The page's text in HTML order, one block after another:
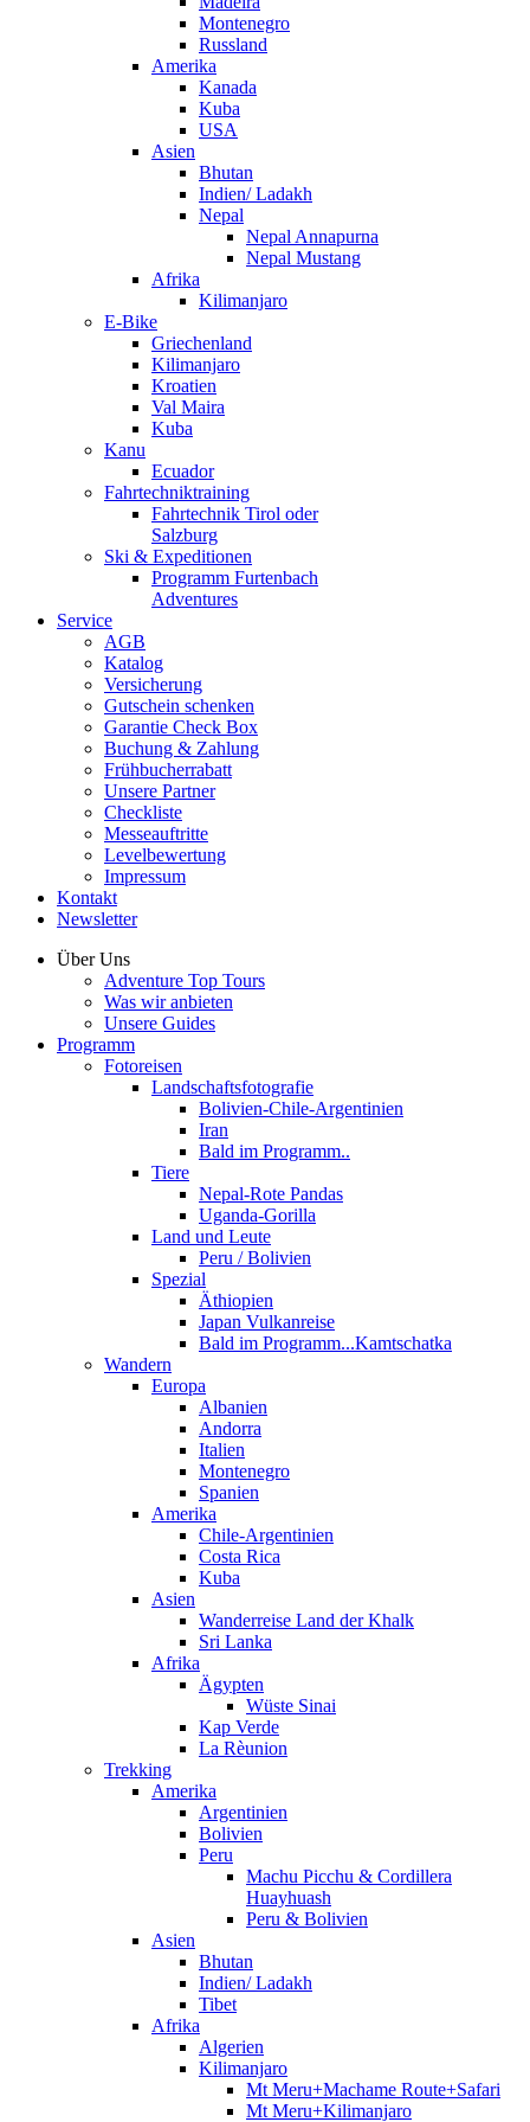
Montenegro
Russland
Amerika
Kanada
Kuba
USA
Asien
Bhutan
Indien/ Ladakh
Nepal
Nepal Annapurna
Nepal Mustang
Afrika
Kilimanjaro
E-Bike
Griechenland
Kilimanjaro
Kroatien
Val Maira
Kuba
Kanu
Ecuador
Fahrtechniktraining
Fahrtechnik Tirol oder
Salzburg
Ski & Expeditionen
Programm Furtenbach
Adventures
Service
AGB
Katalog
Versicherung
Gutschein schenken
Garantie Check Box
Buchung & Zahlung
Frühbucherrabatt
Unsere Partner
Checkliste
Messeauftritte
Levelbewertung
Impressum
Kontakt
Newsletter
Über Uns
Adventure Top Tours
Was wir anbieten
Unsere Guides
Programm
Fotoreisen
Landschaftsfotografie
Bolivien-Chile-Argentinien
Iran
Bald im Programm..
Tiere
Nepal-Rote Pandas
Uganda-Gorilla
Land und Leute
Peru / Bolivien
Spezial
Äthiopien
Japan Vulkanreise
Bald im Programm...Kamtschatka
Wandern
Europa
Albanien
Andorra
Italien
Montenegro
Spanien
Amerika
Chile-Argentinien
Costa Rica
Kuba
Asien
Wanderreise Land der Khalk
Sri Lanka
Afrika
Ägypten
Wüste Sinai
Kap Verde
La Rèunion
Trekking
Amerika
Argentinien
Bolivien
Peru
Machu Picchu & Cordillera
Huayhuash
Peru & Bolivien
Asien
Bhutan
Indien/ Ladakh
Tibet
Afrika
Algerien
Kilimanjaro
Mt Meru+Machame Route+Safari
Mt Meru+Kilimanjaro